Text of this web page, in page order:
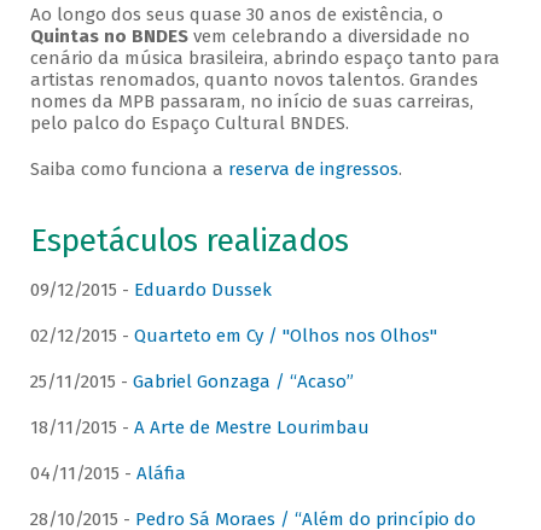
Ao longo dos seus quase 30 anos de existência, o
Quintas no BNDESvem celebrando a diversidade no
cenário da música brasileira, abrindo espaço tanto para
artistas renomados, quanto novos talentos. Grandes
nomes da MPB passaram, no início de suas carreiras,
pelo palco do Espaço Cultural BNDES.
Saiba como funciona a reserva de ingressos.
Espetáculos realizados
09/12/2015 - Eduardo Dussek
02/12/2015 - Quarteto em Cy / "Olhos nos Olhos"
25/11/2015 - Gabriel Gonzaga / “Acaso”
18/11/2015 - A Arte de Mestre Lourimbau
04/11/2015 - Aláfia
28/10/2015 - Pedro Sá Moraes / “Além do princípio do